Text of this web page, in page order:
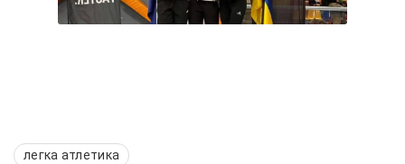
легка атлетика